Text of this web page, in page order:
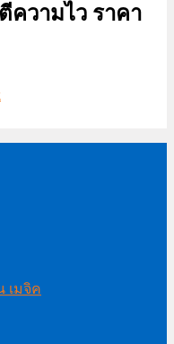
ความไว ราคา
เมจิค